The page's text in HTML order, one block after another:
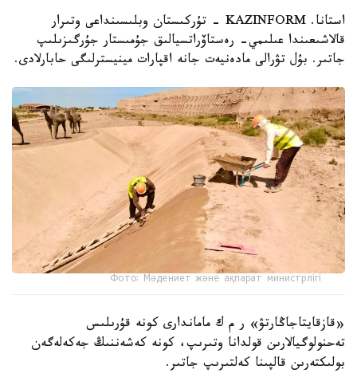
استانا. KAZINFORM - تۇركىستان وبلىسىنداعى وتىرار
قالاشىعىندا عىلىمي- رەستاۆراتسيالىق جۇمىستار جۇرگىزىلىپ
جاتىر. بۇل تۋرالى مادەنيەت جانە اقپارات مينيسترلىگى حابارلادى.
Фото: Мәдениет және ақпарат министрлігі
«قازقايتاجاڭارتۋ» ر م ك ماماندارى كونە قۇرىلىس
تەحنولوگيالارىن قولدانا وتىرىپ، كونە كەشەننىڭ جەكەلەگەن
بولىكتەرىن قالپىنا كەلتىرىپ جاتىر.